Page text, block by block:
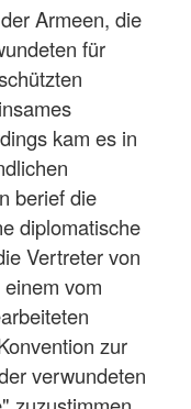
Armeen, die
für
kam es in
berief die
diplomatische
Vertreter von
vom
zur
verwundeten